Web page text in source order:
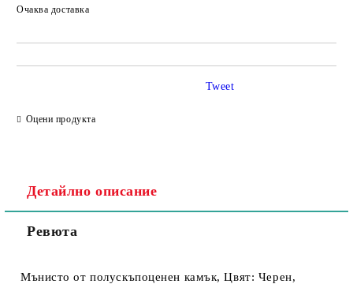
Очаква доставка
Оцени продукта
Tweet
Детайлно описание
Ревюта
Мънисто от полускъпоценен камък, Цвят: Черен,